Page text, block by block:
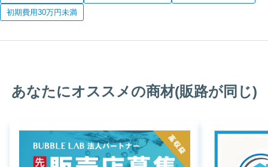
初期費用30万円未満
あなたにオススメの商材(販路が同じ)